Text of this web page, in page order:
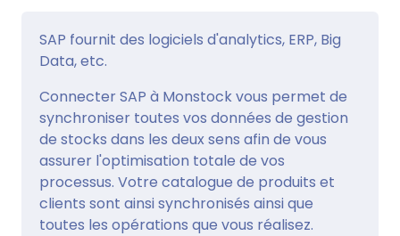
SAP fournit des logiciels d'analytics, ERP, Big
Data, etc.
Connecter SAP à Monstock vous permet de
synchroniser toutes vos données de gestion
de stocks dans les deux sens afin de vous
assurer l'optimisation totale de vos
processus. Votre catalogue de produits et
clients sont ainsi synchronisés ainsi que
toutes les opérations que vous réalisez.